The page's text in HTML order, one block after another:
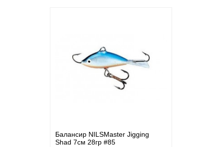
Балансир NILSMaster Jigging
Shad 7см 28гр #85